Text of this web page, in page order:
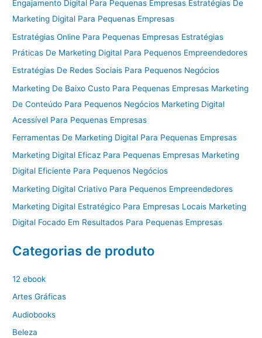
Engajamento Digital Para Pequenas Empresas Estratégias De
Marketing Digital Para Pequenas Empresas
Estratégias Online Para Pequenas Empresas Estratégias
Práticas De Marketing Digital Para Pequenos Empreendedores
Estratégias De Redes Sociais Para Pequenos Negócios
Marketing De Baixo Custo Para Pequenas Empresas Marketing
De Conteúdo Para Pequenos Negócios Marketing Digital
Acessível Para Pequenas Empresas
Ferramentas De Marketing Digital Para Pequenas Empresas
Marketing Digital Eficaz Para Pequenas Empresas Marketing
Digital Eficiente Para Pequenos Negócios
Marketing Digital Criativo Para Pequenos Empreendedores
Marketing Digital Estratégico Para Empresas Locais Marketing
Digital Focado Em Resultados Para Pequenas Empresas
Categorias de produto
12 ebook
Artes Gráficas
Audiobooks
Beleza